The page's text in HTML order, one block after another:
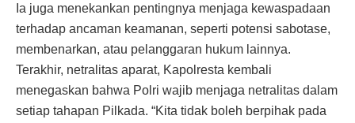
Ia juga menekankan pentingnya menjaga kewaspadaan
terhadap ancaman keamanan, seperti potensi sabotase,
membenarkan, atau pelanggaran hukum lainnya.
Terakhir, netralitas aparat, Kapolresta kembali
menegaskan bahwa Polri wajib menjaga netralitas dalam
setiap tahapan Pilkada. “Kita tidak boleh berpihak pada